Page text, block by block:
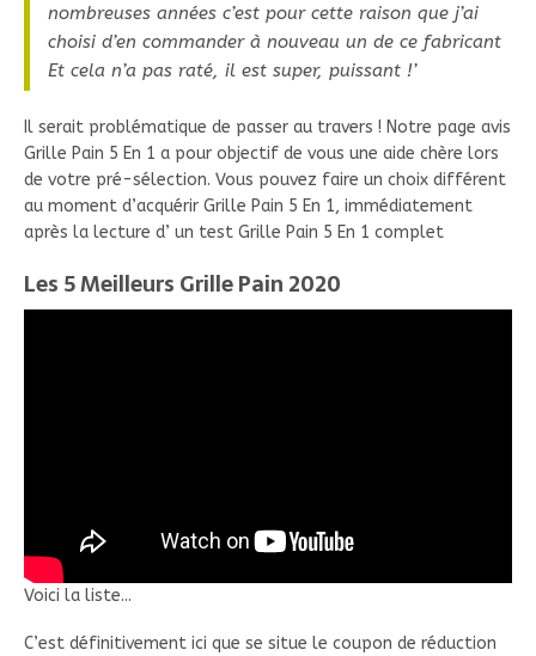
nombreuses années c’est pour cette raison que j’ai
choisi d’en commander à nouveau un de ce fabricant
Et cela n’a pas raté, il est super, puissant !’
Il serait problématique de passer au travers ! Notre page avis
Grille Pain 5 En 1 a pour objectif de vous une aide chère lors
de votre pré-sélection. Vous pouvez faire un choix différent
au moment d’acquérir Grille Pain 5 En 1, immédiatement
après la lecture d’ un test Grille Pain 5 En 1 complet
Les 5 Meilleurs Grille Pain 2020
Voici la liste...
C’est définitivement ici que se situe le coupon de réduction